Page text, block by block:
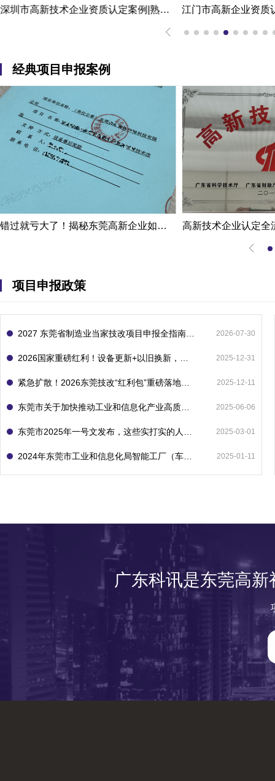
深圳市高新技术企业资质认定案例|熟练掌握国家高新企业资质认定
经典项目申报案例
错过就亏大了！揭秘东莞高新企业如何轻松拿下省级技术改造项目300万补贴
项目申报政策
2026-07-30
2025-12-31
2025-12-11
2025-06-06
2025-03-01
2025-01-11
广东科讯是东莞高